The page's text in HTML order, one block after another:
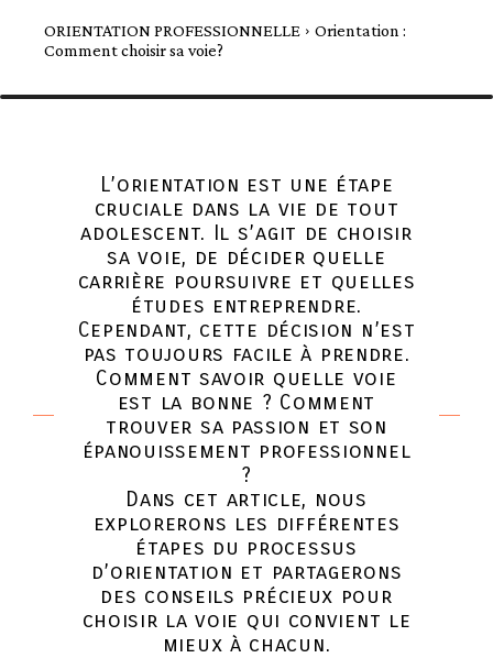
ORIENTATION PROFESSIONNELLE
Orientation :
Comment choisir sa voie?
L’orientation est une étape
cruciale dans la vie de tout
adolescent. Il s’agit de choisir
sa voie, de décider quelle
carrière poursuivre et quelles
études entreprendre.
Cependant, cette décision n’est
pas toujours facile à prendre.
Comment savoir quelle voie
est la bonne ? Comment
trouver sa passion et son
épanouissement professionnel
?
Dans cet article, nous
explorerons les différentes
étapes du processus
d’orientation et partagerons
des conseils précieux pour
choisir la voie qui convient le
mieux à chacun.